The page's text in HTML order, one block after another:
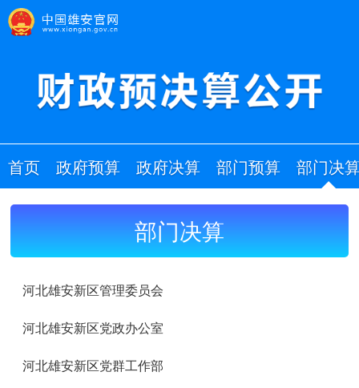
首页 政府预算 政府决算 部门预算 部门决
部门决算
河北雄安新区管理委员会
河北雄安新区党政办公室
河北雄安新区党群工作部